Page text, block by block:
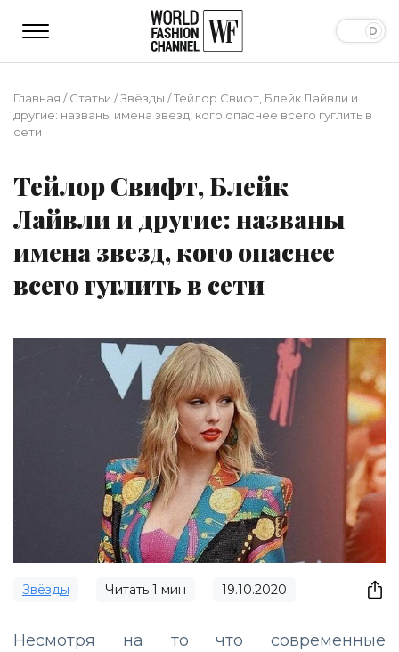
Главная /Статьи /Звёзды /Тейлор Свифт, Блейк Лайвли и
другие: названы имена звезд, кого опаснее всего гуглить в
сети
Тейлор Свифт, Блейк
Лайвли и другие: названы
имена звезд, кого опаснее
всего гуглить в сети
Звёзды Читать 1 мин 19.10.2020
Несмотря на то что современные